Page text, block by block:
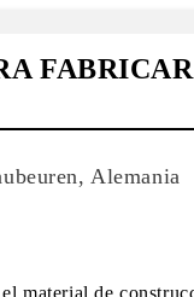
Alemania
material de